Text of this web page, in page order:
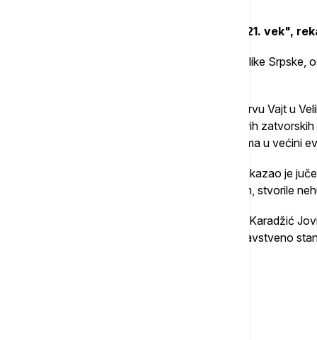
"To su stvari koje su neprimerene za 21. vek",
Radovan Karadžić, prvi predsednik Republike
Karadžić izdržava kaznu u zatvoru na ostrvu Vajt u
zatvoru koji ima reputaciju jedne od najgorih
brojne uslove koji su predviđeni standardima u većini
Ruski ambasador pri UN Vasilij Nebenzja ukazao je
britanske vlasti, u saradnji sa Mehanizmom, stvorile
U više navrata Karadžićeva kćerka Sonja Karadžić
kojima je njen otac i na njegovo teško zdravstveno